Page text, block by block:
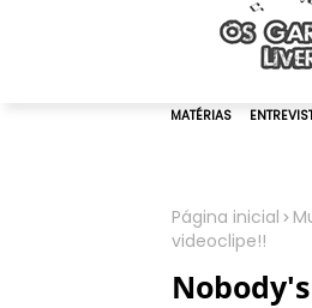
MATÉRIAS
Página inicial
videoclipe!!